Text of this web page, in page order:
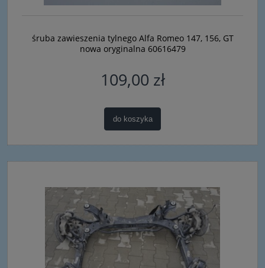
śruba zawieszenia tylnego Alfa Romeo 147, 156, GT
nowa oryginalna 60616479
109,00 zł
do koszyka